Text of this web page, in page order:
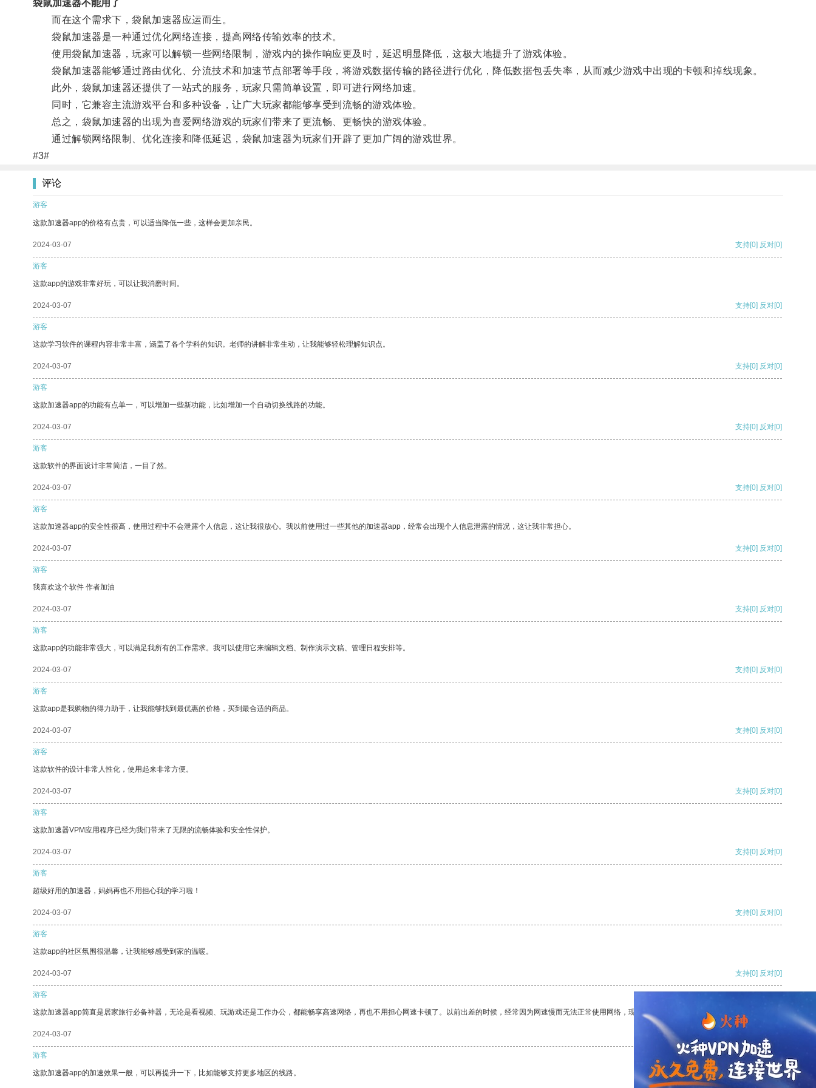
袋鼠加速器不能用了
而在这个需求下，袋鼠加速器应运而生。
袋鼠加速器是一种通过优化网络连接，提高网络传输效率的技术。
使用袋鼠加速器，玩家可以解锁一些网络限制，游戏内的操作响应更及时，延迟明显降低，这极大地提升了游戏体验。
袋鼠加速器能够通过路由优化、分流技术和加速节点部署等手段，将游戏数据传输的路径进行优化，降低数据包丢失率，从而减少游戏中出现的卡顿和掉线现象。
此外，袋鼠加速器还提供了一站式的服务，玩家只需简单设置，即可进行网络加速。
同时，它兼容主流游戏平台和多种设备，让广大玩家都能够享受到流畅的游戏体验。
总之，袋鼠加速器的出现为喜爱网络游戏的玩家们带来了更流畅、更畅快的游戏体验。
通过解锁网络限制、优化连接和降低延迟，袋鼠加速器为玩家们开辟了更加广阔的游戏世界。
#3#
评论
游客
这款加速器app的价格有点贵，可以适当降低一些，这样会更加亲民。
2024-03-07 支持[0] 反对[0]
游客
这款app的游戏非常好玩，可以让我消磨时间。
2024-03-07 支持[0] 反对[0]
游客
这款学习软件的课程内容非常丰富，涵盖了各个学科的知识。老师的讲解非常生动，让我能够轻松理解知识点。
2024-03-07 支持[0] 反对[0]
游客
这款加速器app的功能有点单一，可以增加一些新功能，比如增加一个自动切换线路的功能。
2024-03-07 支持[0] 反对[0]
游客
这款软件的界面设计非常简洁，一目了然。
2024-03-07 支持[0] 反对[0]
游客
这款加速器app的安全性很高，使用过程中不会泄露个人信息，这让我很放心。我以前使用过一些其他的加速器app，经常会出现个人信息泄露的情况，这让我非常担心。
2024-03-07 支持[0] 反对[0]
游客
我喜欢这个软件 作者加油
2024-03-07 支持[0] 反对[0]
游客
这款app的功能非常强大，可以满足我所有的工作需求。我可以使用它来编辑文档、制作演示文稿、管理日程安排等。
2024-03-07 支持[0] 反对[0]
游客
这款app是我购物的得力助手，让我能够找到最优惠的价格，买到最合适的商品。
2024-03-07 支持[0] 反对[0]
游客
这款软件的设计非常人性化，使用起来非常方便。
2024-03-07 支持[0] 反对[0]
游客
这款加速器VPM应用程序已经为我们带来了无限的流畅体验和安全性保护。
2024-03-07 支持[0] 反对[0]
游客
超级好用的加速器，妈妈再也不用担心我的学习啦！
2024-03-07 支持[0] 反对[0]
游客
这款app的社区氛围很温馨，让我能够感受到家的温暖。
2024-03-07 支持[0] 反对[0]
游客
这款加速器app简直是居家旅行必备神器，无论是看视频、玩游戏还是工作办公，都能畅享高速网络，再也不用担心网速卡顿了。以前出差的时候，经常因为网速慢而无法正常使用网络，现在有了这个app，我再也不用担心了。
2024-03-07
游客
这款加速器app的加速效果一般，可以再提升一下，比如能够支持更多地区的线路。